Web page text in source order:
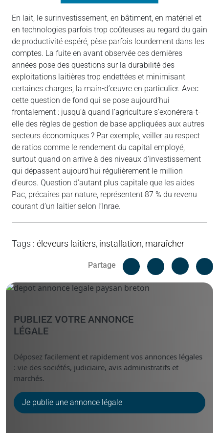
En lait, le surinvestissement, en bâtiment, en matériel et
en technologies parfois trop coûteuses au regard du gain
de productivité espéré, pèse parfois lourdement dans les
comptes. La fuite en avant observée ces dernières
années pose des questions sur la durabilité des
exploitations laitières trop endettées et minimisant
certaines charges, la main-d’œuvre en particulier. Avec
cette question de fond qui se pose aujourd’hui
frontalement : jusqu’à quand l’agriculture s’exonérera-t-
elle des règles de gestion de base appliquées aux autres
secteurs économiques ? Par exemple, veiller au respect
de ratios comme le rendement du capital employé,
surtout quand on arrive à des niveaux d’investissement
qui dépassent aujourd’hui régulièrement le million
d’euros. Question d’autant plus capitale que les aides
Pac, précaires par nature, représentent 87 % du revenu
courant d’un laitier selon l’Inrae.
Tags : éleveurs laitiers, installation, maraîcher
Partage
Facebook
Linked
PUBLIEZ VOTRE ANNONCE
LÉGALE
Déposez facilement et rapidement vos annonces légales
: vie des sociétés, judiciaire, avis administratifs et
marchés.
Je publie une annonce légale